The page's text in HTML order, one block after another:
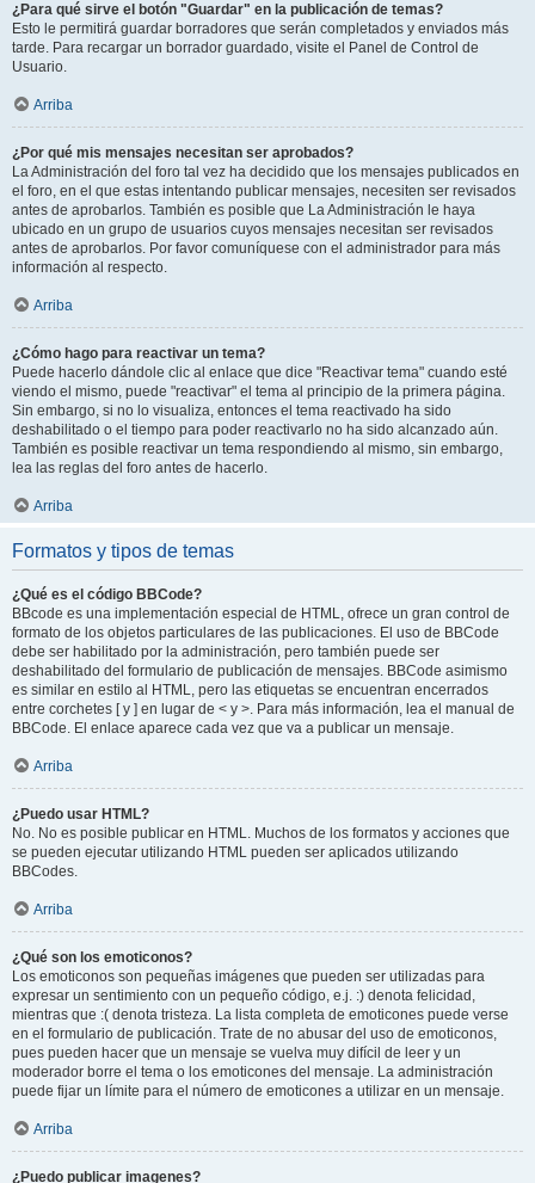
¿Para qué sirve el botón "Guardar" en la publicación de temas?
Esto le permitirá guardar borradores que serán completados y enviados más
tarde. Para recargar un borrador guardado, visite el Panel de Control de
Usuario.
Arriba
¿Por qué mis mensajes necesitan ser aprobados?
La Administración del foro tal vez ha decidido que los mensajes publicados en
el foro, en el que estas intentando publicar mensajes, necesiten ser revisados
antes de aprobarlos. También es posible que La Administración le haya
ubicado en un grupo de usuarios cuyos mensajes necesitan ser revisados
antes de aprobarlos. Por favor comuníquese con el administrador para más
información al respecto.
Arriba
¿Cómo hago para reactivar un tema?
Puede hacerlo dándole clic al enlace que dice "Reactivar tema" cuando esté
viendo el mismo, puede "reactivar" el tema al principio de la primera página.
Sin embargo, si no lo visualiza, entonces el tema reactivado ha sido
deshabilitado o el tiempo para poder reactivarlo no ha sido alcanzado aún.
También es posible reactivar un tema respondiendo al mismo, sin embargo,
lea las reglas del foro antes de hacerlo.
Arriba
Formatos y tipos de temas
¿Qué es el código BBCode?
BBcode es una implementación especial de HTML, ofrece un gran control de
formato de los objetos particulares de las publicaciones. El uso de BBCode
debe ser habilitado por la administración, pero también puede ser
deshabilitado del formulario de publicación de mensajes. BBCode asimismo
es similar en estilo al HTML, pero las etiquetas se encuentran encerrados
entre corchetes [ y ] en lugar de < y >. Para más información, lea el manual de
BBCode. El enlace aparece cada vez que va a publicar un mensaje.
Arriba
¿Puedo usar HTML?
No. No es posible publicar en HTML. Muchos de los formatos y acciones que
se pueden ejecutar utilizando HTML pueden ser aplicados utilizando
BBCodes.
Arriba
¿Qué son los emoticonos?
Los emoticonos son pequeñas imágenes que pueden ser utilizadas para
expresar un sentimiento con un pequeño código, e.j. :) denota felicidad,
mientras que :( denota tristeza. La lista completa de emoticones puede verse
en el formulario de publicación. Trate de no abusar del uso de emoticonos,
pues pueden hacer que un mensaje se vuelva muy difícil de leer y un
moderador borre el tema o los emoticones del mensaje. La administración
puede fijar un límite para el número de emoticones a utilizar en un mensaje.
Arriba
¿Puedo publicar imagenes?